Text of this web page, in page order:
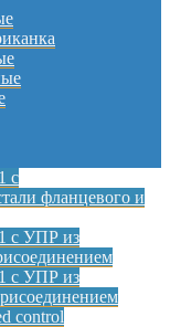
с
фланцевого и
с УПР из
с УПР из
control